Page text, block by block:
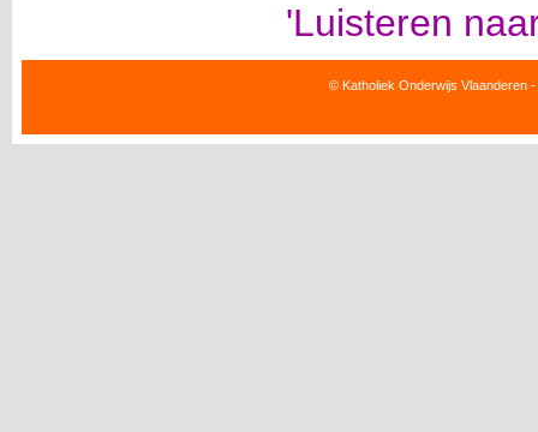
'Luisteren
© Katholiek Onderwijs Vlaanderen